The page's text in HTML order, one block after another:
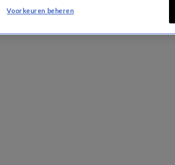
Voorkeuren beheren